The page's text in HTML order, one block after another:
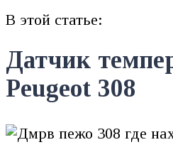
В этой статье:
Датчик
Peugeot 308